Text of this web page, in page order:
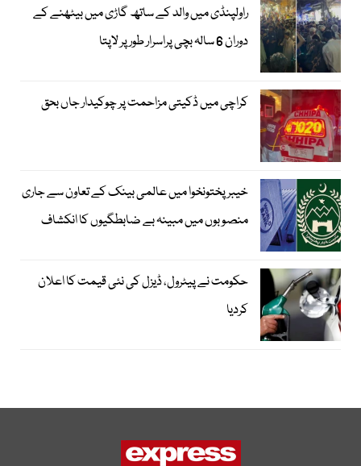
راولپنڈی میں والد کے ساتھ گاڑی میں بیٹھنے کے
دوران 6 سالہ بچی پراسرار طور پر لاپتا
کراچی میں ڈکیتی مزاحمت پر چوکیدار جاں بحق
خیبرپختونخوا میں عالمی بینک کے تعاون سے جاری
منصوبوں میں مبینہ بے ضابطگیوں کا انکشاف
حکومت نے پیٹرول، ڈیزل کی نئی قیمت کا اعلان
کردیا